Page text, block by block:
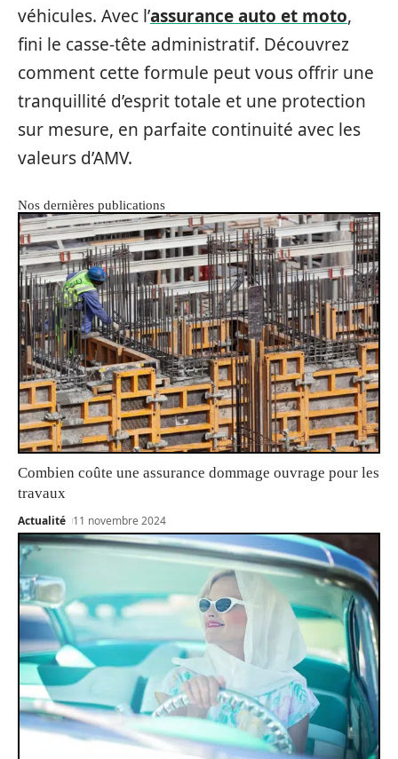
véhicules. Avec l’assurance auto et moto,
fini le casse-tête administratif. Découvrez
comment cette formule peut vous offrir une
tranquillité d’esprit totale et une protection
sur mesure, en parfaite continuité avec les
valeurs d’AMV.
Nos dernières publications
Combien coûte une assurance dommage ouvrage pour les
travaux
Actualité 11 novembre 2024